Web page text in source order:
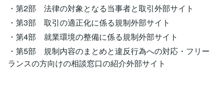
・第2部 法律の対象となる当事者と取引外部サイト
・第3部 取引の適正化に係る規制外部サイト
・第4部 就業環境の整備に係る規制外部サイト
・第5部 規制内容のまとめと違反行為への対応・フリー
ランスの方向けの相談窓口の紹介外部サイト